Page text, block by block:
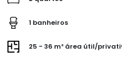
1 banheiros
25 - 36 m² área útil/